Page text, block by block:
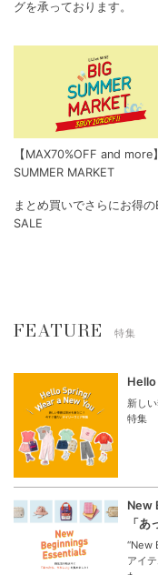
グを承っております。
【MAX70%OFF and more
SUMMER MARKET
まとめ買いでさらにお得の
SALE
FEATURE 特集
新し
特集
New
「
“New
アイ